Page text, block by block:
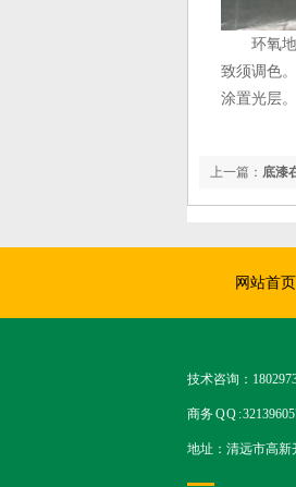
环氧
致须调色
涂置光层。
上一篇： 底漆
网站首页
技术咨询：
商务 Q Q :
地址：清远市高新